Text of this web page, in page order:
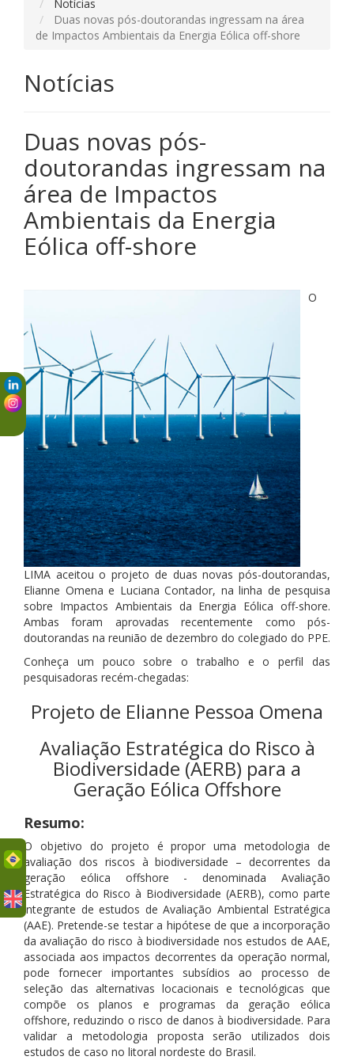
Notícias
Duas novas pós-doutorandas ingressam na área
de Impactos Ambientais da Energia Eólica off-shore
Notícias
Duas novas pós-
doutorandas ingressam na
área de Impactos
Ambientais da Energia
Eólica off-shore
O
LIMA aceitou o projeto de duas novas pós-doutorandas,
Elianne Omena e Luciana Contador, na linha de pesquisa
sobre Impactos Ambientais da Energia Eólica off-shore.
Ambas foram aprovadas recentemente como pós-
doutorandas na reunião de dezembro do colegiado do PPE.
Conheça um pouco sobre o trabalho e o perfil das
pesquisadoras recém-chegadas:
Projeto de Elianne Pessoa Omena
Avaliação Estratégica do Risco à
Biodiversidade (AERB) para a
Geração Eólica Offshore
Resumo:
O objetivo do projeto é propor uma metodologia de
avaliação dos riscos à biodiversidade – decorrentes da
geração eólica offshore - denominada Avaliação
Estratégica do Risco à Biodiversidade (AERB), como parte
integrante de estudos de Avaliação Ambiental Estratégica
(AAE). Pretende-se testar a hipótese de que a incorporação
da avaliação do risco à biodiversidade nos estudos de AAE,
associada aos impactos decorrentes da operação normal,
pode fornecer importantes subsídios ao processo de
seleção das alternativas locacionais e tecnológicas que
compõe os planos e programas da geração eólica
offshore, reduzindo o risco de danos à biodiversidade. Para
validar a metodologia proposta serão utilizados dois
estudos de caso no litoral nordeste do Brasil.